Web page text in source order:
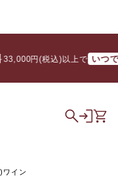
(税込)以上で いつでも 送
イン